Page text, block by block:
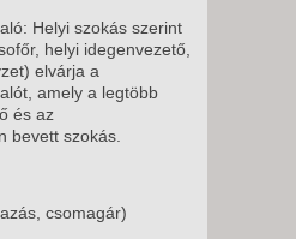
Helyi szokás szerint
helyi idegenvezető,
elvárja a
amely a legtöbb
és az
bevett szokás.
csomagár)